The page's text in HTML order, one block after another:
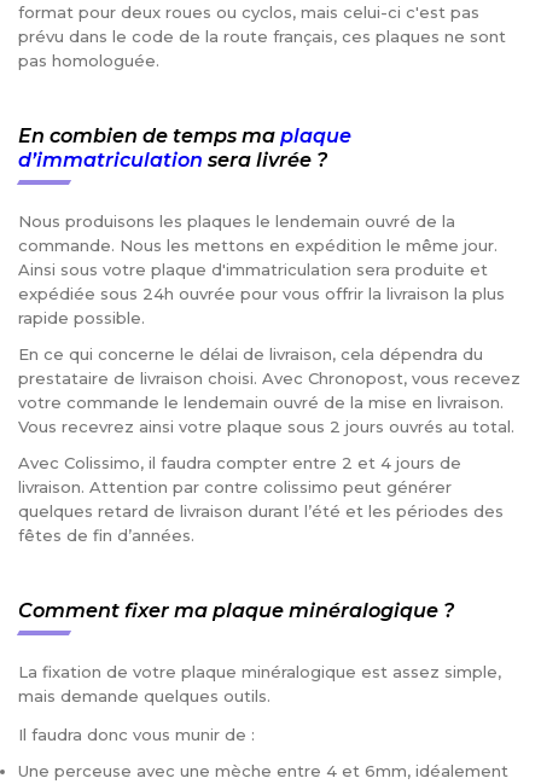
format pour deux roues ou cyclos, mais celui-ci c'est pas
prévu dans le code de la route français, ces plaques ne sont
pas homologuée.
En combien de temps ma plaque
d’immatriculation sera livrée ?
Nous produisons les plaques le lendemain ouvré de la
commande. Nous les mettons en expédition le même jour.
Ainsi sous votre plaque d'immatriculation sera produite et
expédiée sous 24h ouvrée pour vous offrir la livraison la plus
rapide possible.
En ce qui concerne le délai de livraison, cela dépendra du
prestataire de livraison choisi. Avec Chronopost, vous recevez
votre commande le lendemain ouvré de la mise en livraison.
Vous recevrez ainsi votre plaque sous 2 jours ouvrés au total.
Avec Colissimo, il faudra compter entre 2 et 4 jours de
livraison. Attention par contre colissimo peut générer
quelques retard de livraison durant l’été et les périodes des
fêtes de fin d’années.
Comment fixer ma plaque minéralogique ?
La fixation de votre plaque minéralogique est assez simple,
mais demande quelques outils.
Il faudra donc vous munir de :
Une perceuse avec une mèche entre 4 et 6mm, idéalement